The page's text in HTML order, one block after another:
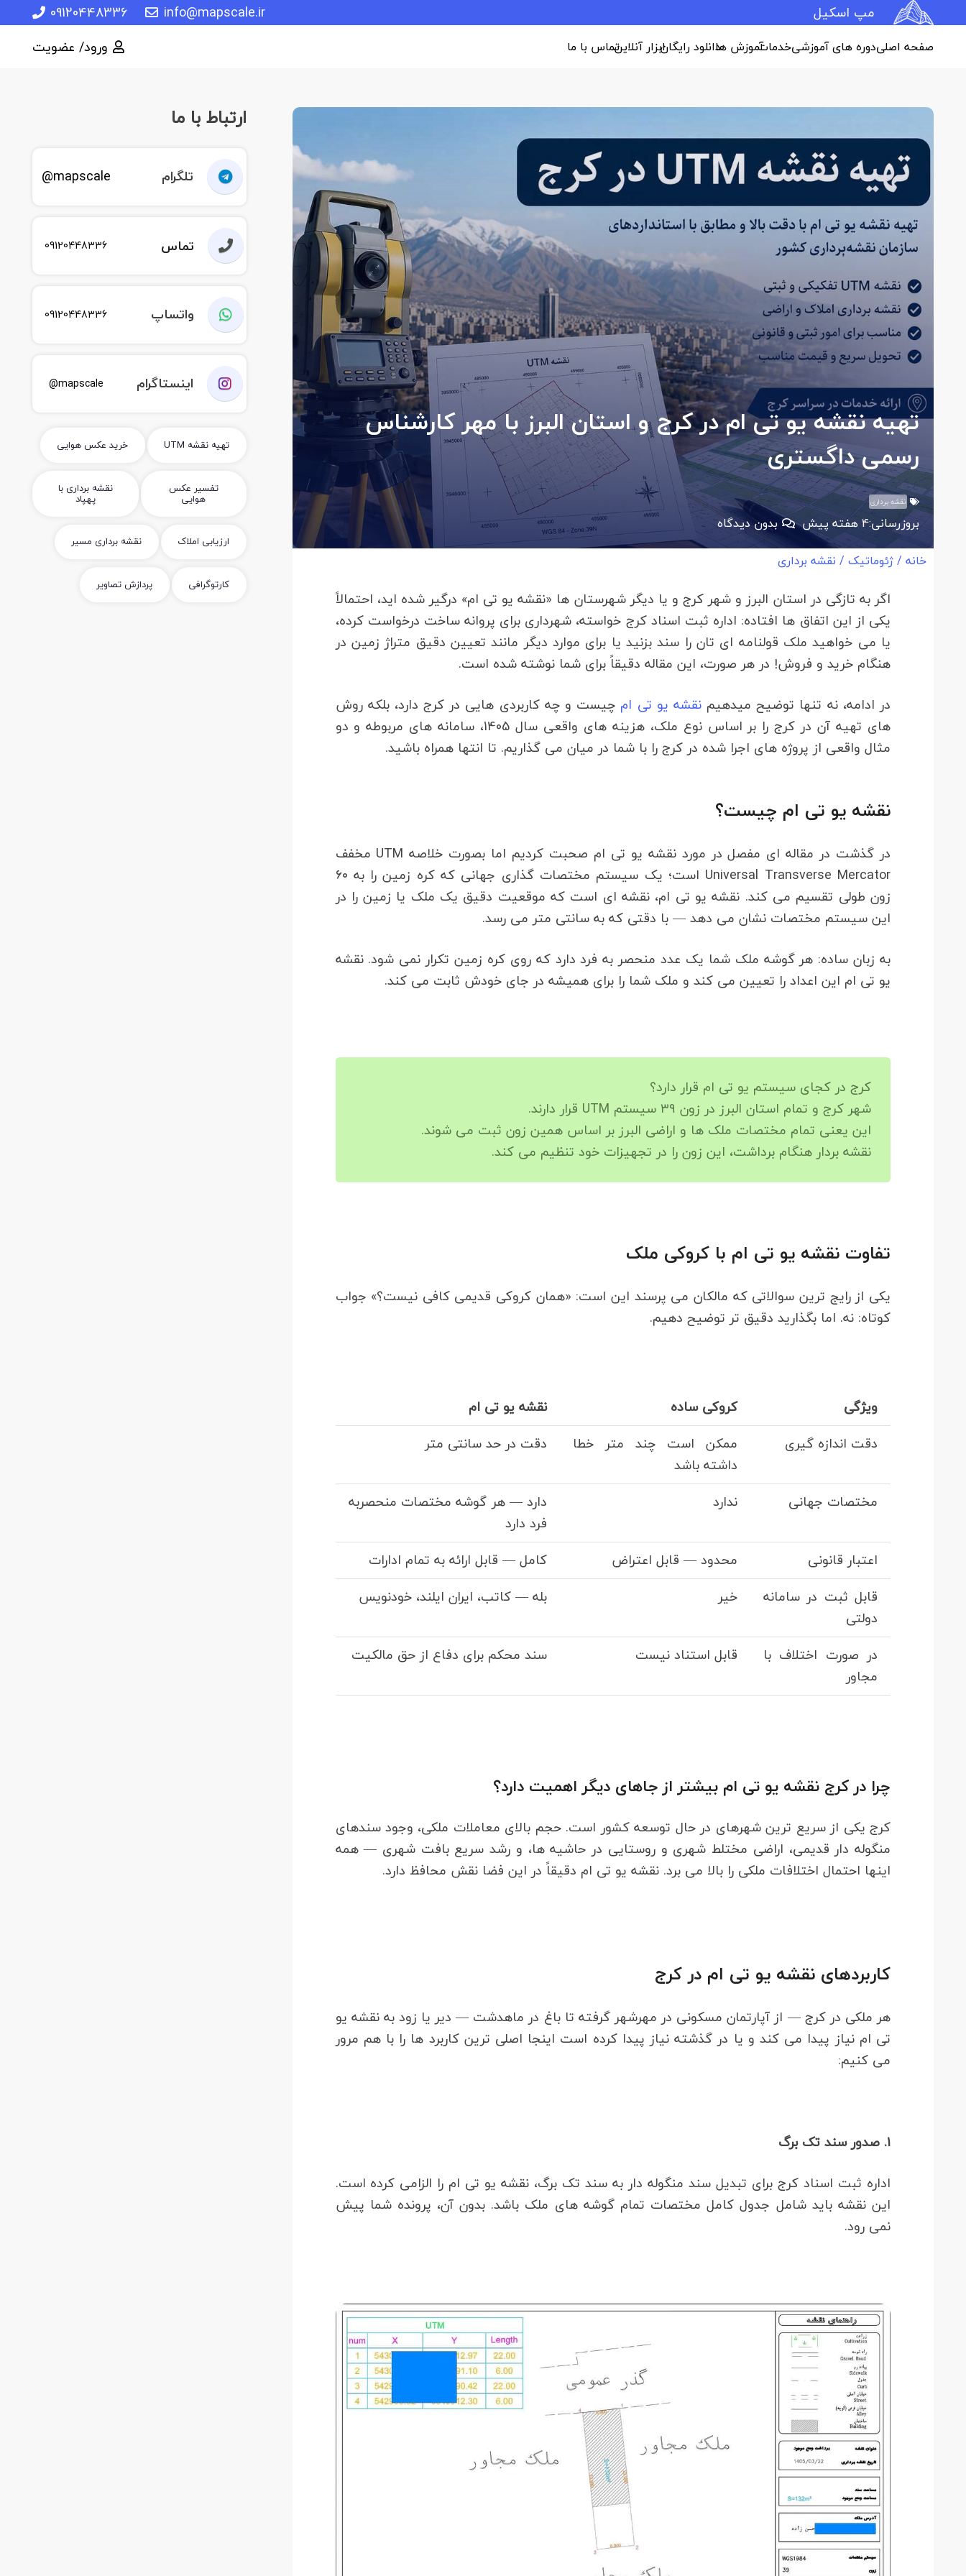
مپ اسکیل info@mapscale.ir
09120448336
صفحه اصلیدوره های آموزشیخدماتآموزش هادانلود رایگانابزار آنلاینتماس با ما ورود/ عضویت
تهیه نقشه یو تی ام در کرج و استان البرز با مهر کارشناس
رسمی داگستری
نقشه برداری
بروزرسانی:4 هفته پیش
بدون دیدگاه
خانه /ژئوماتیک / نقشه برداری
اگر به تازگی در استان البرز و شهر کرج و یا دیگر شهرستان ها «نقشه یو تی ام» درگیر شده اید، احتمالاً
یکی از این اتفاق ها افتاده: اداره ثبت اسناد کرج خواسته، شهرداری برای پروانه ساخت درخواست کرده،
یا می خواهید ملک قولنامه ای تان را سند بزنید یا برای موارد دیگر مانند تعیین دقیق متراژ زمین در
هنگام خرید و فروش! در هر صورت، این مقاله دقیقاً برای شما نوشته شده است.
در ادامه، نه تنها توضیح میدهیمنقشه یو تی ام چیست و چه کاربردی هایی در کرج دارد، بلکه روش
های تهیه آن در کرج را بر اساس نوع ملک، هزینه های واقعی سال 1405، سامانه های مربوطه و دو
مثال واقعی از پروژه های اجرا شده در کرج را با شما در میان می گذاریم. تا انتها همراه باشید.
نقشه یو تی ام چیست؟
در گذشت در مقاله ای مفصل در مورد نقشه یو تی ام صحبت کردیم اما بصورت خلاصه UTM مخفف
Universal Transverse Mercator است؛ یک سیستم مختصات گذاری جهانی که کره زمین را به ۶۰
زون طولی تقسیم می کند. نقشه یو تی ام، نقشه ای است که موقعیت دقیق یک ملک یا زمین را در
این سیستم مختصات نشان می دهد — با دقتی که به سانتی متر می رسد.
به زبان ساده: هر گوشه ملک شما یک عدد منحصر به فرد دارد که روی کره زمین تکرار نمی شود. نقشه
یو تی ام این اعداد را تعیین می کند و ملک شما را برای همیشه در جای خودش ثابت می کند.
کرج در کجای سیستم یو تی ام قرار دارد؟
شهر کرج و تمام استان البرز در زون ۳۹ سیستم UTM قرار دارند.
این یعنی تمام مختصات ملک ها و اراضی البرز بر اساس همین زون ثبت می شوند.
نقشه بردار هنگام برداشت، این زون را در تجهیزات خود تنظیم می کند.
تفاوت نقشه یو تی ام با کروکی ملک
یکی از رایج ترین سوالاتی که مالکان می پرسند این است: «همان کروکی قدیمی کافی نیست؟» جواب
کوتاه: نه. اما بگذارید دقیق تر توضیح دهیم.
ویژگی کروکی ساده
نقشه یو تی ام
دقت اندازه گیری
ممکن است چند متر خطا
داشته باشد
دقت در حد سانتی متر
مختصات جهانی ندارد
دارد — هر گوشه مختصات منحصربه
فرد دارد
اعتبار قانونی
محدود — قابل اعتراض
کامل — قابل ارائه به تمام ادارات
قابل ثبت در سامانه
دولتی
خیر بله — کاتب، ایران ایلند، خودنویس
در صورت اختلاف با
مجاور
قابل استناد نیست سند محکم برای دفاع از حق مالکیت
چرا در کرج نقشه یو تی ام بیشتر از جاهای دیگر اهمیت دارد؟
کرج یکی از سریع ترین شهرهای در حال توسعه کشور است. حجم بالای معاملات ملکی، وجود سندهای
منگوله دار قدیمی، اراضی مختلط شهری و روستایی در حاشیه ها، و رشد سریع بافت شهری — همه
اینها احتمال اختلافات ملکی را بالا می برد. نقشه یو تی ام دقیقاً در این فضا نقش محافظ دارد.
کاربردهای نقشه یو تی ام در کرج
هر ملکی در کرج — از آپارتمان مسکونی در مهرشهر گرفته تا باغ در ماهدشت — دیر یا زود به نقشه یو
تی ام نیاز پیدا می کند و یا در گذشته نیاز پیدا کرده است اینجا اصلی ترین کاربرد ها را با هم مرور
می کنیم:
۱. صدور سند تک برگ
اداره ثبت اسناد کرج برای تبدیل سند منگوله دار به سند تک برگ، نقشه یو تی ام را الزامی کرده است.
این نقشه باید شامل جدول کامل مختصات تمام گوشه های ملک باشد. بدون آن، پرونده شما پیش
نمی رود.
ارتباط با ما
تلگرام mapscale@
تماس 09120448336
واتساپ 09120448336
اینستاگرام mapscale@
تهیه نقشه UTM خرید عکس هوایی
تفسیر عکس
هوایی
نقشه برداری با
پهپاد
ارزیابی املاک نقشه برداری مسیر
کارتوگرافی پردازش تصاویر